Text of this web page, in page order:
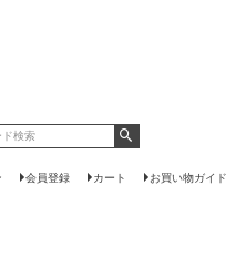
会員登録 カート お買い物ガイド